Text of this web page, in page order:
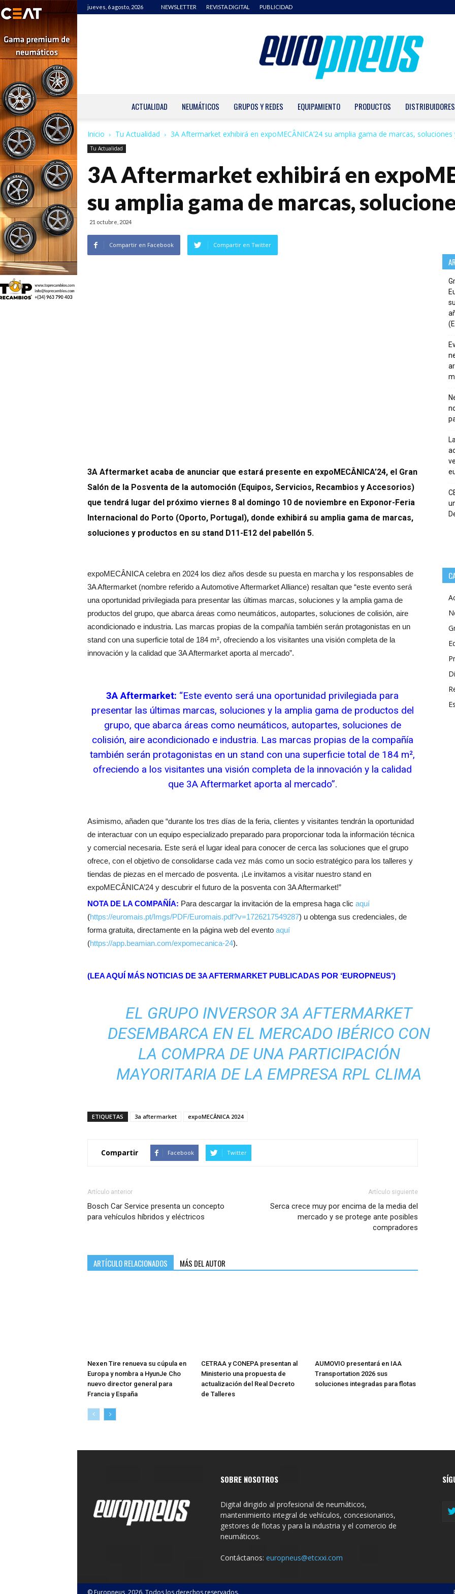
jueves, 6 agosto, 2026 NEWSLETTER REVISTA DIGITAL PUBLICIDAD
ACTUALIDAD NEUMÁTICOS GRUPOS Y REDES EQUIPAMIENTO PRODUCTOS DISTRIBUIDORES
Inicio Tu Actualidad 3A Aftermarket exhibirá en expoMECÂNICA’24 su amplia gama de marcas, soluciones
Tu Actualidad
3A Aftermarket exhibirá en
su amplia gama de marcas,
21 octubre, 2024
Compartir en Facebook Compartir en Twitter
3A Aftermarket acaba de anunciar que estará presente en expoMECÂNICA’24, el Gran
Salón de la Posventa de la automoción (Equipos, Servicios, Recambios y Accesorios)
que tendrá lugar del próximo viernes 8 al domingo 10 de noviembre en Exponor-Feria
Internacional do Porto (Oporto, Portugal), donde exhibirá su amplia gama de marcas,
soluciones y productos en su stand D11-E12 del pabellón 5.
expoMECÂNICA celebra en 2024 los diez años desde su puesta en marcha y los responsables de
3A Aftermarket (nombre referido a Automotive Aftermarket Alliance) resaltan que “este evento será
una oportunidad privilegiada para presentar las últimas marcas, soluciones y la amplia gama de
productos del grupo, que abarca áreas como neumáticos, autopartes, soluciones de colisión, aire
acondicionado e industria. Las marcas propias de la compañía también serán protagonistas en un
stand con una superficie total de 184 m², ofreciendo a los visitantes una visión completa de la
innovación y la calidad que 3A Aftermarket aporta al mercado”.
3A Aftermarket: “Este evento será una oportunidad privilegiada para
presentar las últimas marcas, soluciones y la amplia gama de productos del
grupo, que abarca áreas como neumáticos, autopartes, soluciones de
colisión, aire acondicionado e industria. Las marcas propias de la compañía
también serán protagonistas en un stand con una superficie total de 184 m²,
ofreciendo a los visitantes una visión completa de la innovación y la calidad
que 3A Aftermarket aporta al mercado”.
Asimismo, añaden que “durante los tres días de la feria, clientes y visitantes tendrán la oportunidad
de interactuar con un equipo especializado preparado para proporcionar toda la información técnica
y comercial necesaria. Este será el lugar ideal para conocer de cerca las soluciones que el grupo
ofrece, con el objetivo de consolidarse cada vez más como un socio estratégico para los talleres y
tiendas de piezas en el mercado de posventa. ¡Le invitamos a visitar nuestro stand en
expoMECÂNICA’24 y descubrir el futuro de la posventa con 3A Aftermarket!”
NOTA DE LA COMPAÑÍA: Para descargar la invitación de la empresa haga clic aquí
(https://euromais.pt/Imgs/PDF/Euromais.pdf?v=1726217549287) u obtenga sus credenciales, de
forma gratuita, directamente en la página web del evento aquí
(https://app.beamian.com/expomecanica-24).
(LEA AQUÍ MÁS NOTICIAS DE 3A AFTERMARKET PUBLICADAS POR ‘EUROPNEUS’)
EL GRUPO INVERSOR 3A AFTERMARKET
DESEMBARCA EN EL MERCADO IBÉRICO CON
LA COMPRA DE UNA PARTICIPACIÓN
MAYORITARIA DE LA EMPRESA RPL CLIMA
ETIQUETAS 3a aftermarket expoMECÂNICA 2024
Compartir Facebook Twitter
Artículo anterior
Bosch Car Service presenta un concepto
para vehículos híbridos y eléctricos
Artículo siguiente
Serca crece muy por encima de la media del
mercado y se protege ante posibles
compradores
ARTÍCULO RELACIONADOS MÁS DEL AUTOR
Nexen Tire renueva su cúpula en
Europa y nombra a HyunJe Cho
nuevo director general para
Francia y España
CETRAA y CONEPA presentan al
Ministerio una propuesta de
actualización del Real Decreto
de Talleres
AUMOVIO presentará en IAA
Transportation 2026 sus
soluciones integradas para flotas
SOBRE NOSOTROS
Digital dirigido al profesional de neumáticos,
mantenimiento integral de vehículos, concesionarios,
gestores de flotas y para la industria y el comercio de
neumáticos.
Contáctanos: europneus@etcxxi.com